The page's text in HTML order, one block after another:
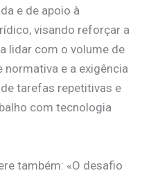
e de apoio à
visando reforçar a
lidar com o volume de
e a exigência
tarefas repetitivas e
com tecnologia
também: «O desafio